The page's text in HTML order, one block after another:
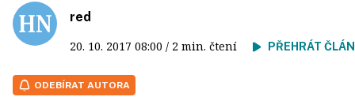
red
20. 10. 2017 08:00 / 2 min. čtení PŘEHRÁT
ODEBÍRAT AUTORA